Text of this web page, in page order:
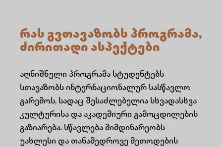
რას გვთავაზობს პროგრამა,
ძირითადი ასპექტები
აღნიშნული პროგრამა სტუდენტებს
სთავაზობს ინტერნაციონალურ სასწავლო
გარემოს, სადაც შესაძლებელია სხვადასხვა
კულტურისა და აკადემიური გამოცდილების
გაზიარება. სწავლება მიმდინარეობს
უახლესი და თანამედროვე მეთოდების